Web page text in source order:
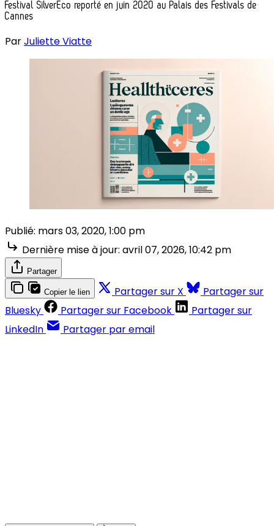
Festival SilverEco reporté en juin 2020 au Palais des Festivals de
Cannes
ParJuliette Viatte
Publié: mars 03, 2020, 1:00 pm
Dernière mise à jour: avril 07, 2026, 10:42 pm
Partager
Copier le lien Partager sur X
Partager sur
Bluesky
Partager sur Facebook
Partager sur
LinkedIn
Partager par email